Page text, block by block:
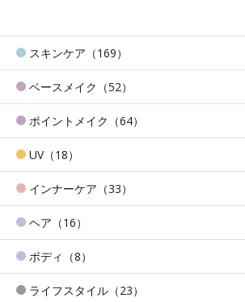
スキンケア（169）
ベースメイク（52）
ポイントメイク（64）
UV（18）
インナーケア（33）
ヘア（16）
ボディ（8）
ライフスタイル（23）